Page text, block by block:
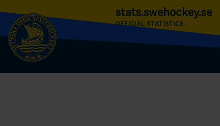
stats.swehockey.se
OFFICIAL STATISTICS